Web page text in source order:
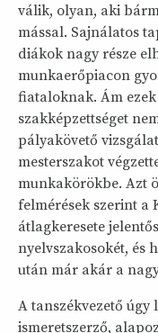
válik, olyan, aki
mással. Sajnálatos
diákok nagy része
munkaerőpiacon
fiataloknak. Ám
szakképzettséget
pályakövető
mesterszakot
munkakörökbe. Azt
felmérések szerint a
átlagkeresete
nyelvszakosokét, és
után már akár a
A tanszékvezető úgy
ismeretszerző,